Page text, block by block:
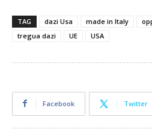
TAG dazi Usa made in Italy
tregua dazi
UE USA
Facebook Twitter